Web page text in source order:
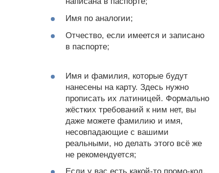
Имя по аналогии;
Отчество, если имеется и записано
в паспорте;
Имя и фамилия, которые будут
нанесены на карту. Здесь нужно
прописать их латиницей. Формально
жёстких требований к ним нет, вы
даже можете фамилию и имя,
несовпадающие с вашими
реальными, но делать этого всё же
не рекомендуется;